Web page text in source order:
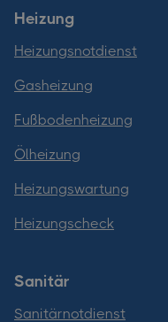
Heizung
Heizungsnotdienst
Gasheizung
Fußbodenheizung
Ölheizung
Heizungswartung
Heizungscheck
Sanitär
Sanitärnotdienst